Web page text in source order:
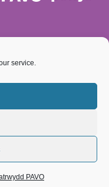
service.
PAVO
Cofrestrwyd yng